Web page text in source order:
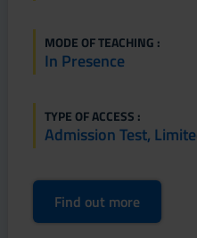
MODE OF TEACHING :
In Presence
TYPE OF ACCESS :
Admission Test,
Find out more